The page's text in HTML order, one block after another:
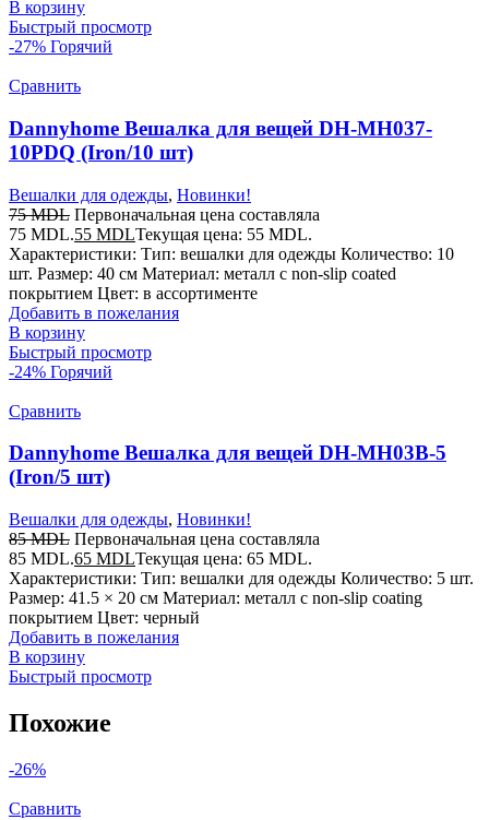
В корзину
Быстрый просмотр
-27% Горячий
Сравнить
Dannyhome Вешалка для вещей DH-MH037-
10PDQ (Iron/10 шт)
Вешалки для одежды, Новинки!
75MDL Первоначальная цена составляла
75 MDL.55 MDLТекущая цена: 55 MDL.
Характеристики: Тип: вешалки для одежды Количество: 10
шт. Размер: 40 см Материал: металл с non-slip coated
покрытием Цвет: в ассортименте
Добавить в пожелания
В корзину
Быстрый просмотр
-24% Горячий
Сравнить
Dannyhome Вешалка для вещей DH-MH03B-5
(Iron/5 шт)
Вешалки для одежды, Новинки!
85MDL Первоначальная цена составляла
85 MDL.65 MDLТекущая цена: 65 MDL.
Характеристики: Тип: вешалки для одежды Количество: 5 шт.
Размер: 41.5 × 20 см Материал: металл с non-slip coating
покрытием Цвет: черный
Добавить в пожелания
В корзину
Быстрый просмотр
Похожие
-26%
Сравнить